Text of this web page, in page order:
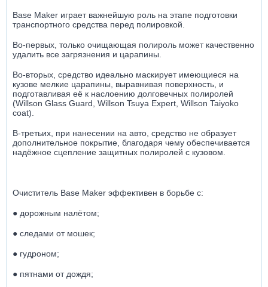
Base Maker играет важнейшую роль на этапе подготовки
транспортного средства перед полировкой.
Во-первых, только очищающая полироль может качественно
удалить все загрязнения и царапины.
Во-вторых, средство идеально маскирует имеющиеся на
кузове мелкие царапины, выравнивая поверхность, и
подготавливая её к наслоению долговечных полиролей
(Willson Glass Guard, Willson Tsuya Expert, Willson Taiyoko
coat).
В-третьих, при нанесении на авто, средство не образует
дополнительное покрытие, благодаря чему обеспечивается
надёжное сцепление защитных полиролей с кузовом.
Очиститель Base Maker эффективен в борьбе с:
● дорожным налётом;
● следами от мошек;
● гудроном;
● пятнами от дождя;